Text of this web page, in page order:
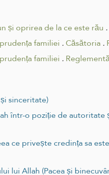
și oprirea de la ce este rău .
familiei .Căsătoria.
familiei .
sinceritate)
într-o poziție de
ce privește credința sa
lui Allah (Pacea și